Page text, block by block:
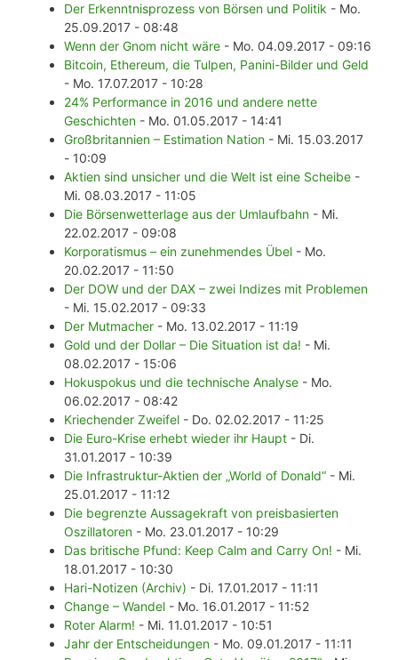
Der Erkenntnisprozess von Börsen und Politik - Mo.
25.09.2017 - 08:48
Wenn der Gnom nicht wäre - Mo. 04.09.2017 - 09:16
Bitcoin, Ethereum, die Tulpen, Panini-Bilder und Geld
- Mo. 17.07.2017 - 10:28
24% Performance in 2016 und andere nette
Geschichten - Mo. 01.05.2017 - 14:41
Großbritannien – Estimation Nation - Mi. 15.03.2017
- 10:09
Aktien sind unsicher und die Welt ist eine Scheibe -
Mi. 08.03.2017 - 11:05
Die Börsenwetterlage aus der Umlaufbahn - Mi.
22.02.2017 - 09:08
Korporatismus – ein zunehmendes Übel - Mo.
20.02.2017 - 11:50
Der DOW und der DAX – zwei Indizes mit Problemen
- Mi. 15.02.2017 - 09:33
Der Mutmacher - Mo. 13.02.2017 - 11:19
Gold und der Dollar – Die Situation ist da! - Mi.
08.02.2017 - 15:06
Hokuspokus und die technische Analyse - Mo.
06.02.2017 - 08:42
Kriechender Zweifel - Do. 02.02.2017 - 11:25
Die Euro-Krise erhebt wieder ihr Haupt - Di.
31.01.2017 - 10:39
Die Infrastruktur-Aktien der „World of Donald“ - Mi.
25.01.2017 - 11:12
Die begrenzte Aussagekraft von preisbasierten
Oszillatoren - Mo. 23.01.2017 - 10:29
Das britische Pfund: Keep Calm and Carry On! - Mi.
18.01.2017 - 10:30
Hari-Notizen (Archiv) - Di. 17.01.2017 - 11:11
Change – Wandel - Mo. 16.01.2017 - 11:52
Roter Alarm! - Mi. 11.01.2017 - 10:51
Jahr der Entscheidungen - Mo. 09.01.2017 - 11:11